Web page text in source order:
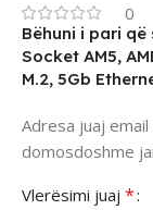
0
Bëhuni i pari që
Socket AM5,
M.2, 5Gb
Adresa juaj
domosdoshme
Vlerësimi juaj *